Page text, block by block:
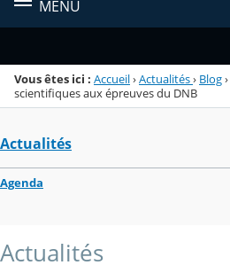
MENU
Vous êtes ici : Accueil›Actualités› Blog›
scientifiques aux épreuves du DNB
Actualités
Agenda
Actualités